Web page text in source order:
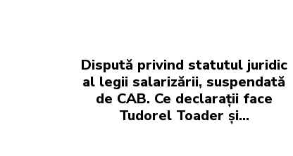
Dispută privind statutul juridic
al legii salarizării, suspendată
de CAB. Ce declarații face
Tudorel Toader și…